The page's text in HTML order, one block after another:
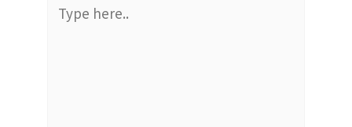
here..